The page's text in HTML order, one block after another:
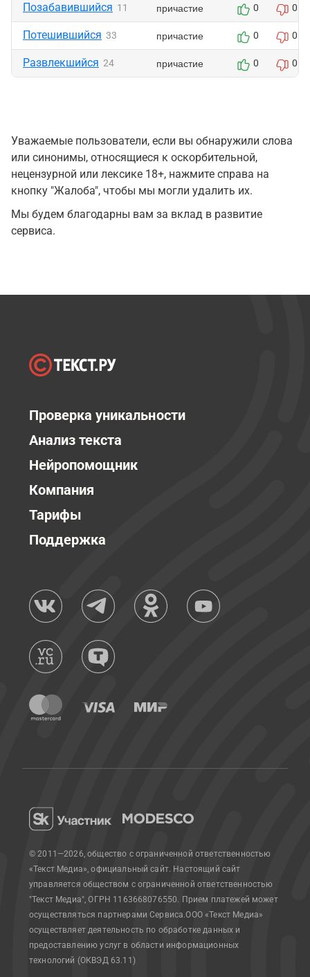
Позабавившийся 11 причастие 0 0
Потешившийся 33 причастие 0 0
Развлекшийся 24 причастие 0 0
Уважаемые пользователи, если вы обнаружили слова
или синонимы, относящиеся к оскорбительной,
нецензурной или лексике 18+, нажмите справа на
кнопку "Жалоба", чтобы мы могли удалить их.
Мы будем благодарны вам за вклад в развитие
сервиса.
Проверка уникальности
Анализ текста
Нейропомощник
Компания
Тарифы
Поддержка
© 2011—2026, общество с ограниченной ответственностью
«Текст Медиа», официальный сайт. Настоящий сайт
управляется обществом с ограниченной ответственностью
"Текст Медиа", ОГРН 1163668076550. Прием платежей может
осуществляться партнерами Сервиса.ООО «Текст Медиа»
осуществляет деятельность по обработке данных и
предоставлению услуг в области информационных
технологий (ОКВЭД 63.11)